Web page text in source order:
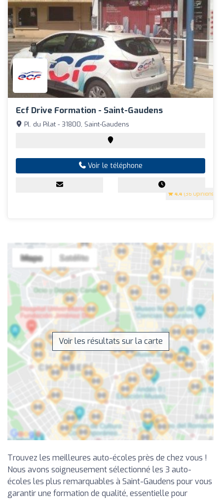
Ecf Drive Formation - Saint-Gaudens
4.4 (36 Opinions)
Pl. du Pilat - 31800, Saint-Gaudens
Voir le téléphone
Voir les résultats sur la carte
Trouvez les meilleures auto-écoles près de chez vous !
Nous avons soigneusement sélectionné les 3 auto-
écoles les plus remarquables à Saint-Gaudens pour vous
garantir une formation de qualité, essentielle pour